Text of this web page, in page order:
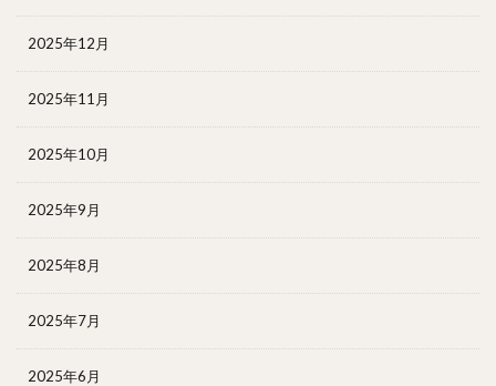
2025年12月
2025年11月
2025年10月
2025年9月
2025年8月
2025年7月
2025年6月